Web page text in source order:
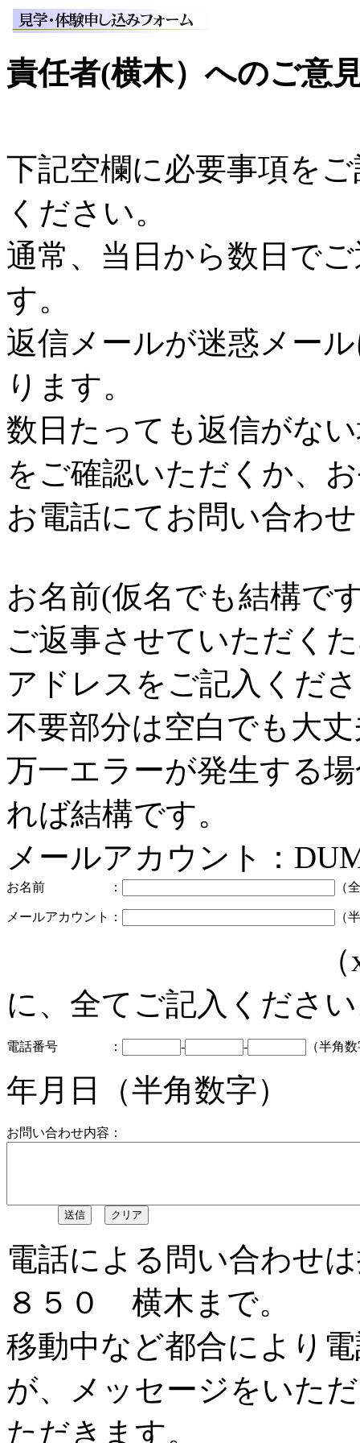
責任者(横木）へのご意
下記空欄に必要事項を
ください。
通常、当日から数日で
す。
返信メールが迷惑メー
ります。
数日たっても返信がな
をご確認いただくか、
お電話にてお問い合わ
お名前(仮名でも結構で
ご返事させていただく
アドレスをご記入くだ
不要部分は空白でも大
万一エラーが発生する
れば結構です。
メールアカウント：
お名前 ： （
メールアカウント： （
（
に、全てご記入くださ
電話番号 ： - - （半角
年月 日（半角数字）
お問い合わせ内容：
電話による問い合わせ
８５０ 横木まで。
移動中など都合により
が、メッセージをいた
ただきます。